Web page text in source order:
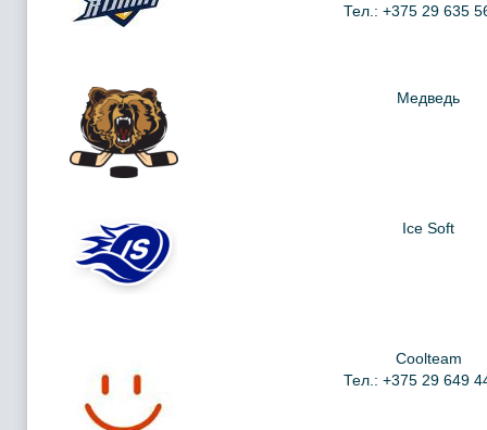
Тел.: +375 29 635
Медведь
Ice Soft
Coolteam
Тел.: +375 29 649